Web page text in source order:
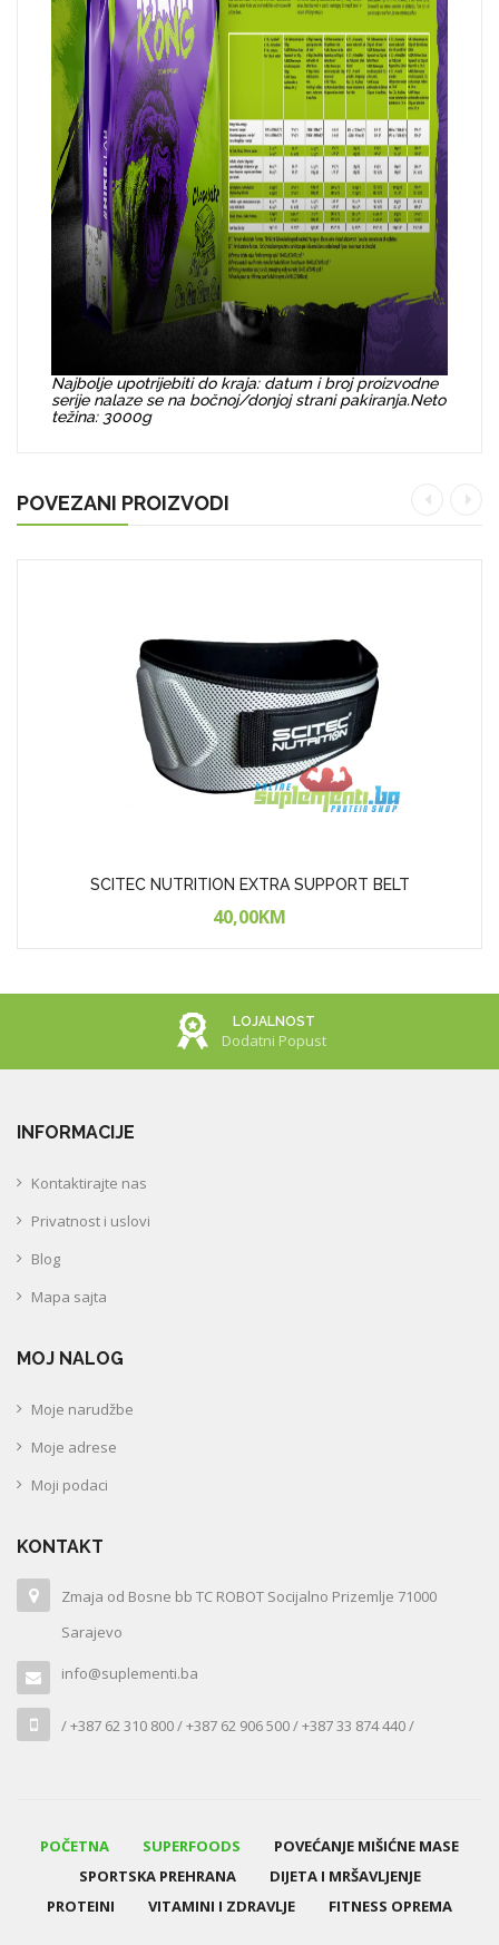
Najbolje upotrijebiti do kraja: datum i broj proizvodne
serije nalaze se na bočnoj/donjoj strani pakiranja.Neto
težina: 3000g
POVEZANI PROIZVODI
SCITEC NUTRITION EXTRA SUPPORT BELT
40,00KM
LOJALNOST
Dodatni Popust
INFORMACIJE
Kontaktirajte nas
Privatnost i uslovi
Blog
Mapa sajta
MOJ NALOG
Moje narudžbe
Moje adrese
Moji podaci
KONTAKT
Zmaja od Bosne bb TC ROBOT Socijalno Prizemlje 71000
Sarajevo
info@suplementi.ba
/ +387 62 310 800 / +387 62 906 500 / +387 33 874 440 /
POČETNA SUPERFOODS
POVEĆANJE MIŠIĆNE MASE
SPORTSKA PREHRANA
DIJETA I MRŠAVLJENJE
PROTEINI
VITAMINI I ZDRAVLJE FITNESS OPREMA